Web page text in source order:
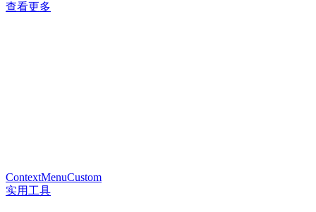
查看更多
ContextMenuCustom
实用工具